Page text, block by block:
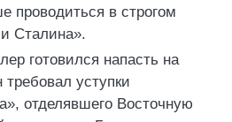
проводиться в строгом
Сталина».
готовился напасть на
уступки
отделявшего Восточную